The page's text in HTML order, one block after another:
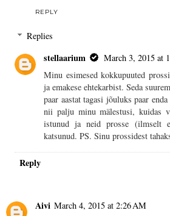
REPLY
Replies
stellaarium
March 3, 2015 at
Minu esimesed kokkupuuted
ja emakese ehtekarbist. Seda
paar aastat tagasi jõuluks paar
nii palju minu mälestusi, kuidas
istunud ja neid prosse (ilmselt
katsunud. PS. Sinu prossidest
Reply
Aivi March 4, 2015 at 2:26 AM